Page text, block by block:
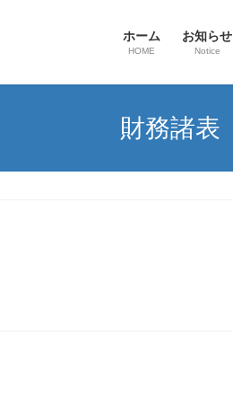
ホーム
HOME
お知らせ
Notice
財務諸表